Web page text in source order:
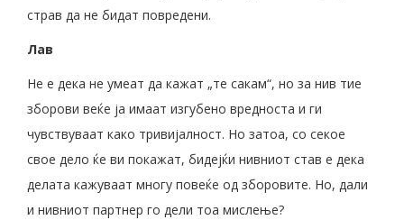
страв да не бидат повредени.
Лав
Не е дека не умеат да кажат „те сакам“, но за нив тие
зборови веќе ја имаат изгубено вредноста и ги
чувствуваат како тривијалност. Но затоа, со секое
свое дело ќе ви покажат, бидејќи нивниот став е дека
делата кажуваат многу повеќе од зборовите. Но, дали
и нивниот партнер го дели тоа мислење?